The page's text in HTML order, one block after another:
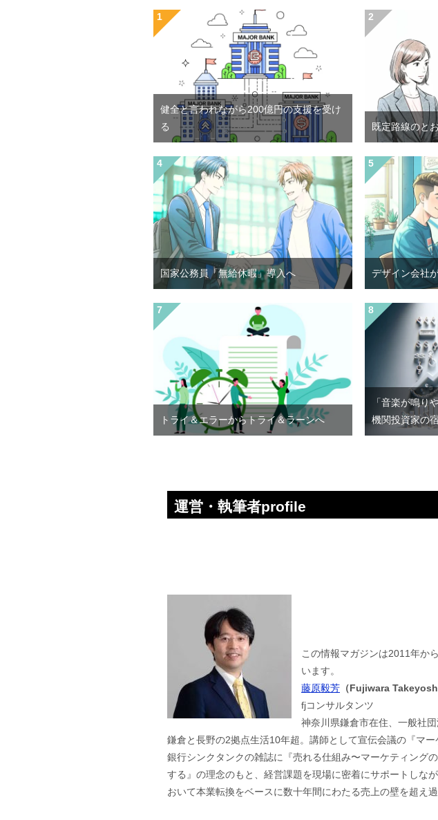
健全と言われながら200億円の支援を受け
る
既定路線のと
国家公務員「無給休暇」導入へ デザイン会社
トライ＆エラーからトライ＆ラーンへ
「音楽が鳴り
機関投資家の
運営・執筆者profile
この情報マガジンは2011年か
います。
藤原毅芳 （Fujiwara Takeyoshi
fjコンサルタンツ
神奈川県鎌倉市在住、一般社
鎌倉と長野の2拠点生活10年超。講師として宣伝会議の『マ
銀行シンクタンクの雑誌に『売れる仕組み〜マーケティング
する』の理念のもと、経営課題を現場に密着にサポートしな
おいて本業転換をベースに数十年間にわたる売上の壁を超え